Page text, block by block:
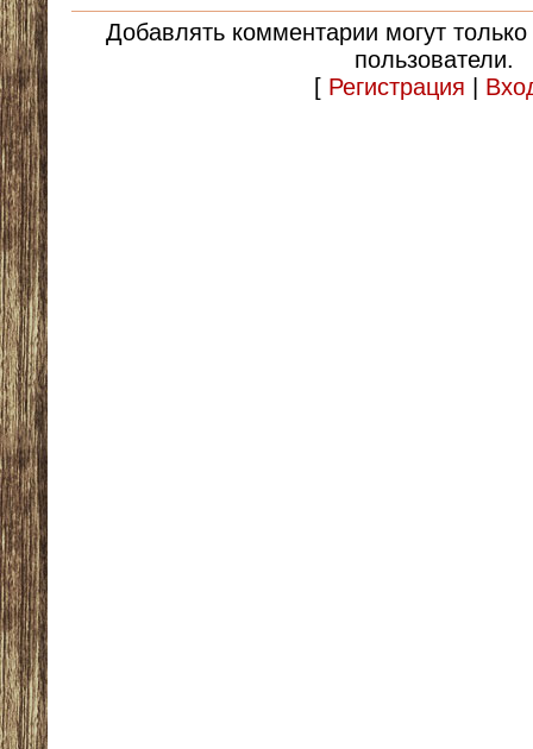
Добавлять комментарии могут
пользователи.
[ Регистрация